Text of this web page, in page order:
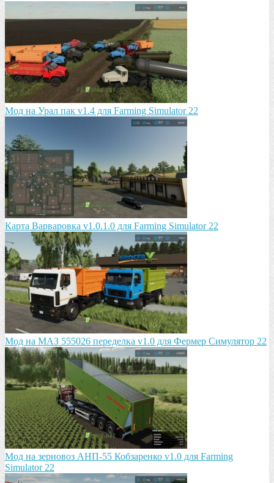
Мод на Урал пак v1.4 для Farming Simulator 22
Карта Варваровка v1.0.1.0 для Farming Simulator 22
Мод на МАЗ 555026 пeрeдeлка v1.0 для Фермер Симулятор 22
Мод на зeрновоз АНП-55 Кобзарeнко v1.0 для Farming
Simulator 22